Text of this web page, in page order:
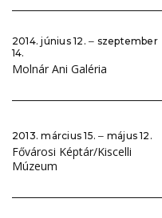
2014. június 12. ‒ szeptember
14.
Molnár Ani Galéria
2013. március 15. ‒ május 12.
Fővárosi Képtár/Kiscelli
Múzeum